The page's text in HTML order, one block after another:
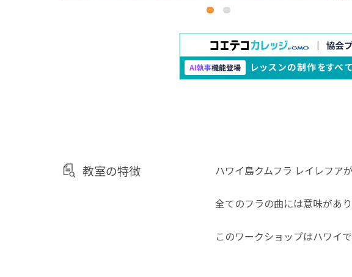
教室の特徴 ハワイ島クムフラ レイレフア
全てのフラの曲には意味があ
このワークショップはハワイ